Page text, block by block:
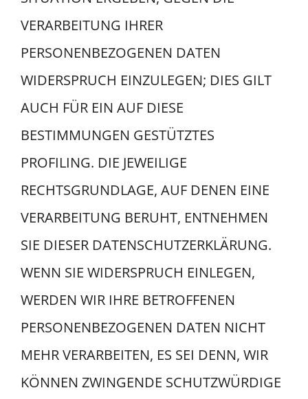
VERARBEITUNG IHRER
PERSONENBEZOGENEN DATEN
WIDERSPRUCH EINZULEGEN; DIES GILT
AUCH FÜR EIN AUF DIESE
BESTIMMUNGEN GESTÜTZTES
PROFILING. DIE JEWEILIGE
RECHTSGRUNDLAGE, AUF DENEN EINE
VERARBEITUNG BERUHT, ENTNEHMEN
SIE DIESER DATENSCHUTZERKLÄRUNG.
WENN SIE WIDERSPRUCH EINLEGEN,
WERDEN WIR IHRE BETROFFENEN
PERSONENBEZOGENEN DATEN NICHT
MEHR VERARBEITEN, ES SEI DENN, WIR
KÖNNEN ZWINGENDE SCHUTZWÜRDIGE